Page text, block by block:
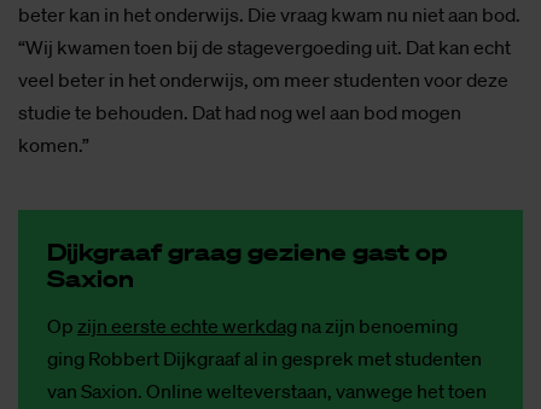
beter kan in het onderwijs. Die vraag kwam nu niet aan bod.
“Wij kwamen toen bij de stagevergoeding uit. Dat kan echt
veel beter in het onderwijs, om meer studenten voor deze
studie te behouden. Dat had nog wel aan bod mogen
komen.”
Dijk­graaf graag ge­zie­ne gast op
Saxi­on
Op zijn eerste echte werkdag na zijn benoeming
ging Robbert Dijkgraaf al in gesprek met studenten
van Saxion. Online welteverstaan, vanwege het toen